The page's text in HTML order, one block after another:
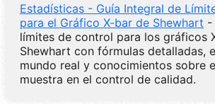
Estadísticas - Guía Integral de
para el Gráfico X-bar de Shewhart -
límites de control para los gráficos
Shewhart con fórmulas detalladas,
mundo real y conocimientos sobre
muestra en el control de calidad.